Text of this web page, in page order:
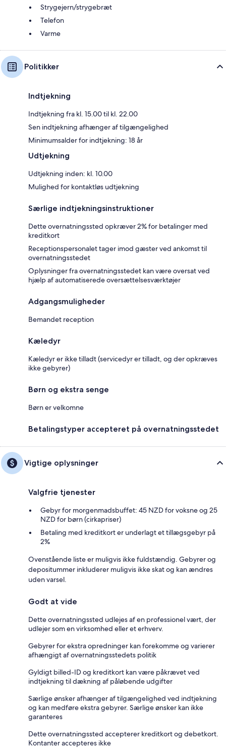
Strygejern/strygebræt
Telefon
Varme
Politikker
Indtjekning
Indtjekning fra kl. 15.00 til kl. 22.00
Sen indtjekning afhænger af tilgængelighed
Minimumsalder for indtjekning: 18 år
Udtjekning
Udtjekning inden: kl. 10.00
Mulighed for kontaktløs udtjekning
Særlige indtjekningsinstruktioner
Dette overnatningssted opkræver 2% for betalinger med
kreditkort
Receptionspersonalet tager imod gæster ved ankomst til
overnatningsstedet
Oplysninger fra overnatningsstedet kan være oversat ved
hjælp af automatiserede oversættelsesværktøjer
Adgangsmuligheder
Bemandet reception
Kæledyr
Kæledyr er ikke tilladt (servicedyr er tilladt, og der opkræves
ikke gebyrer)
Børn og ekstra senge
Børn er velkomne
Betalingstyper accepteret på overnatningsstedet
Vigtige oplysninger
Valgfrie tjenester
Gebyr for morgenmadsbuffet: 45 NZD for voksne og 25
NZD for børn (cirkapriser)
Betaling med kreditkort er underlagt et tillægsgebyr på
2%
Ovenstående liste er muligvis ikke fuldstændig. Gebyrer og
depositummer inkluderer muligvis ikke skat og kan ændres
uden varsel.
Godt at vide
Dette overnatningssted udlejes af en professionel vært, der
udlejer som en virksomhed eller et erhverv.
Gebyrer for ekstra opredninger kan forekomme og varierer
afhængigt af overnatningsstedets politik
Gyldigt billed-ID og kreditkort kan være påkrævet ved
indtjekning til dækning af påløbende udgifter
Særlige ønsker afhænger af tilgængelighed ved indtjekning
og kan medføre ekstra gebyrer. Særlige ønsker kan ikke
garanteres
Dette overnatningssted accepterer kreditkort og debetkort.
Kontanter accepteres ikke